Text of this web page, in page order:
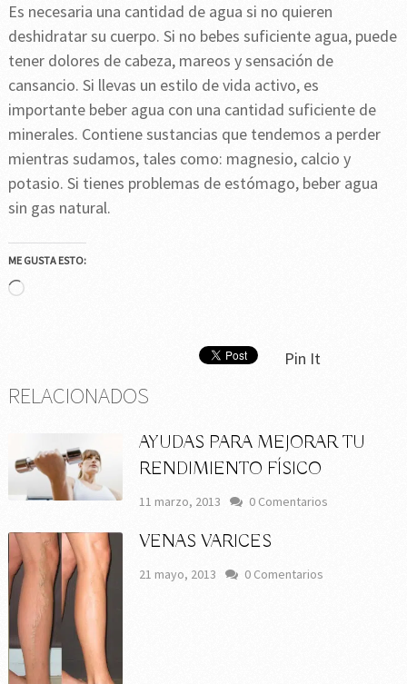
Es necesaria una cantidad de agua si no quieren
deshidratar su cuerpo. Si no bebes suficiente agua, puede
tener dolores de cabeza, mareos y sensación de
cansancio. Si llevas un estilo de vida activo, es
importante beber agua con una cantidad suficiente de
minerales. Contiene sustancias que tendemos a perder
mientras sudamos, tales como: magnesio, calcio y
potasio. Si tienes problemas de estómago, beber agua
sin gas natural.
ME GUSTA ESTO:
Cargando...
Pin It
RELACIONADOS
AYUDAS PARA MEJORAR TU
RENDIMIENTO FÍSICO
11 marzo, 2013 0 Comentarios
VENAS VARICES
21 mayo, 2013 0 Comentarios